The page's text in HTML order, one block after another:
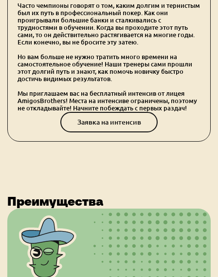
Часто чемпионы говорят о том, каким долгим и тернистым
был их путь в профессиональный покер. Как они
проигрывали большие банки и сталкивались с
трудностями в обучении. Когда вы проходите этот путь
сами, то он действительно растягивается на многие годы.
Если конечно, вы не бросите эту затею.
Но вам больше не нужно тратить много времени на
самостоятельное обучение! Наши тренеры сами прошли
этот долгий путь и знают, как помочь новичку быстро
достичь видимых результатов.
Мы приглашаем вас на бесплатный интенсив от лицея
AmigosBrothers! Места на интенсиве ограничены, поэтому
не откладывайте! Начните побеждать с первых раздач!
Заявка на интенсив
Преимущества